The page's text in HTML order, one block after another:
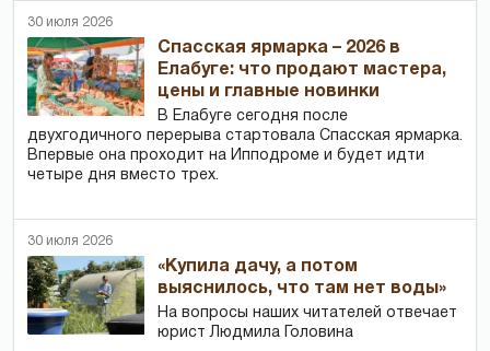
30 июля 2026
Спасская ярмарка – 2026 в
Елабуге: что продают мастера,
цены и главные новинки
В Елабуге сегодня после
двухгодичного перерыва стартовала Спасская ярмарка.
Впервые она проходит на Ипподроме и будет идти
четыре дня вместо трех.
30 июля 2026
«Купила дачу, а потом
выяснилось, что там нет воды»
На вопросы наших читателей отвечает
юрист Людмила Головина